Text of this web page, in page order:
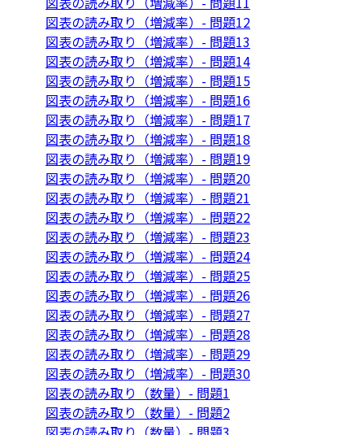
図表の読み取り（増減率）- 問題12
図表の読み取り（増減率）- 問題13
図表の読み取り（増減率）- 問題14
図表の読み取り（増減率）- 問題15
図表の読み取り（増減率）- 問題16
図表の読み取り（増減率）- 問題17
図表の読み取り（増減率）- 問題18
図表の読み取り（増減率）- 問題19
図表の読み取り（増減率）- 問題20
図表の読み取り（増減率）- 問題21
図表の読み取り（増減率）- 問題22
図表の読み取り（増減率）- 問題23
図表の読み取り（増減率）- 問題24
図表の読み取り（増減率）- 問題25
図表の読み取り（増減率）- 問題26
図表の読み取り（増減率）- 問題27
図表の読み取り（増減率）- 問題28
図表の読み取り（増減率）- 問題29
図表の読み取り（増減率）- 問題30
図表の読み取り（数量）- 問題1
図表の読み取り（数量）- 問題2